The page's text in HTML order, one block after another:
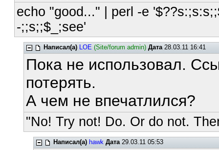
echo "good..." | perl -e
-;;s;;$_;see'
Написал(а) LOE (Site/forum admin) Дата28.03.11 16:41
Пока не использовал.
потерять.
А чем не впечатлился?
"No! Try not! Do. Or do not.
Написал(а) hawk Дата29.03.11 05:53